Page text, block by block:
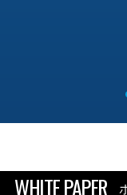
WHITE PAPER